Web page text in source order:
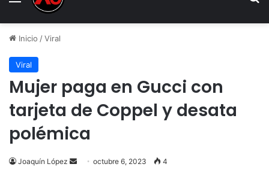
Inicio /Viral
Viral
Mujer paga en Gucci con
tarjeta de Coppel y desata
polémica
Joaquín López
Sendoctubre 6, 2023 4